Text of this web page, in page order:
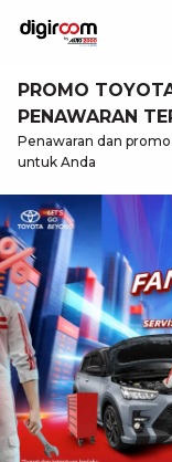
PROMO
PENAWARAN
Penawaran dan
untuk Anda